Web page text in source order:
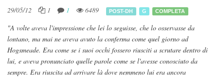
29/05/12 1 1 6489 POST-DH G COMPLETA
"A volte aveva l'impressione che lei lo seguisse, che lo osservasse da
lontano, ma mai ne aveva avuto la conferma come quel giorno ad
Hogsmeade. Era come se i suoi occhi fossero riusciti a scrutare dentro di
lui, e aveva pronunciato quelle parole come se l'avesse conosciuto da
sempre. Era riuscita ad arrivare là dove nemmeno lui era ancora